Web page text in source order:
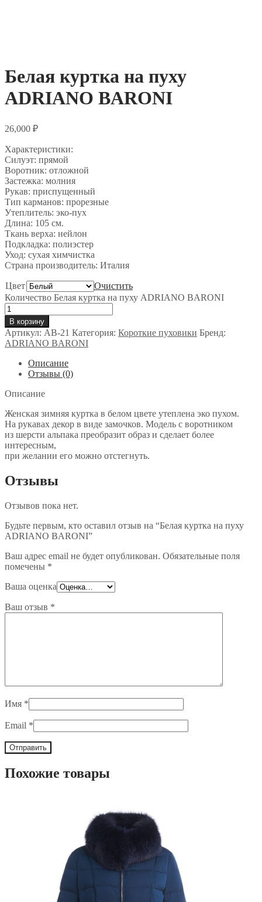
Белая куртка на пуху
ADRIANO BARONI
26,000 ₽
Характеристики:
Силуэт: прямой
Воротник: отложной
Застежка: молния
Рукав: приспущенный
Тип карманов: прорезные
Утеплитель: эко-пух
Длина: 105 см.
Ткань верха: нейлон
Подкладка: полиэстер
Уход: сухая химчистка
Страна производитель: Италия
Цвет
Очистить
Количество Белая куртка на пуху ADRIANO BARONI
В корзину
Артикул: AB-21 Категория: Короткие пуховики Бренд:
ADRIANO BARONI
Описание
Отзывы (0)
Описание
Женская зимняя куртка в белом цвете утеплена эко пухом.
На рукавах декор в виде замочков. Модель с воротником
из шерсти альпака преобразит образ и сделает более
интересным,
при желании его можно отстегнуть.
Отзывы
Отзывов пока нет.
Будьте первым, кто оставил отзыв на “Белая куртка на пуху
ADRIANO BARONI”
Ваш адрес email не будет опубликован. Обязательные поля
помечены *
Ваша оценка
Ваш отзыв *
Имя *
Email *
Похожие товары